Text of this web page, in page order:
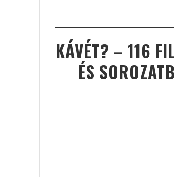
KÁVÉT? – 116
ÉS